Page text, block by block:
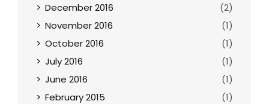
December 2016
(2)
November 2016
(1)
October 2016
(1)
July 2016
(1)
June 2016
(1)
February 2015
(1)